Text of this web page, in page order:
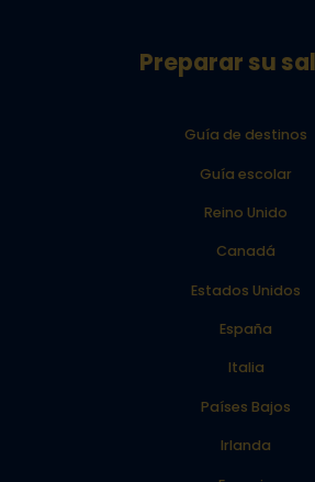
Preparar su
Guía de destinos
Guía escolar
Reino Unido
Canadá
Estados Unidos
España
Italia
Países Bajos
Irlanda